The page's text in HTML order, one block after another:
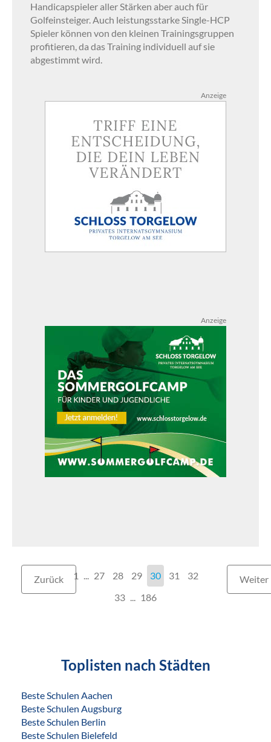
Handicapspieler aller Stärken aber auch für
Golfeinsteiger. Auch leistungsstarke Single-HCP
Spieler können von den kleinen Trainingsgruppen
profitieren, da das Training individuell auf sie
abgestimmt wird.
Anzeige
Anzeige
Zurück 1 ... 27 28 29 30 31
32
33
186
Weiter
Toplisten nach Städten
Beste Schulen Aachen
Beste Schulen Augsburg
Beste Schulen Berlin
Beste Schulen Bielefeld